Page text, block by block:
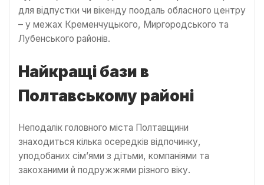
для відпустки чи вікенду поодаль обласного центру
– у межах Кременчуцького, Миргородського та
Лубенського районів.
Найкращі бази в
Полтавському районі
Неподалік головного міста Полтавщини
знаходиться кілька осередків відпочинку,
уподобаних сім’ями з дітьми, компаніями та
закоханими й подружжями різного віку.